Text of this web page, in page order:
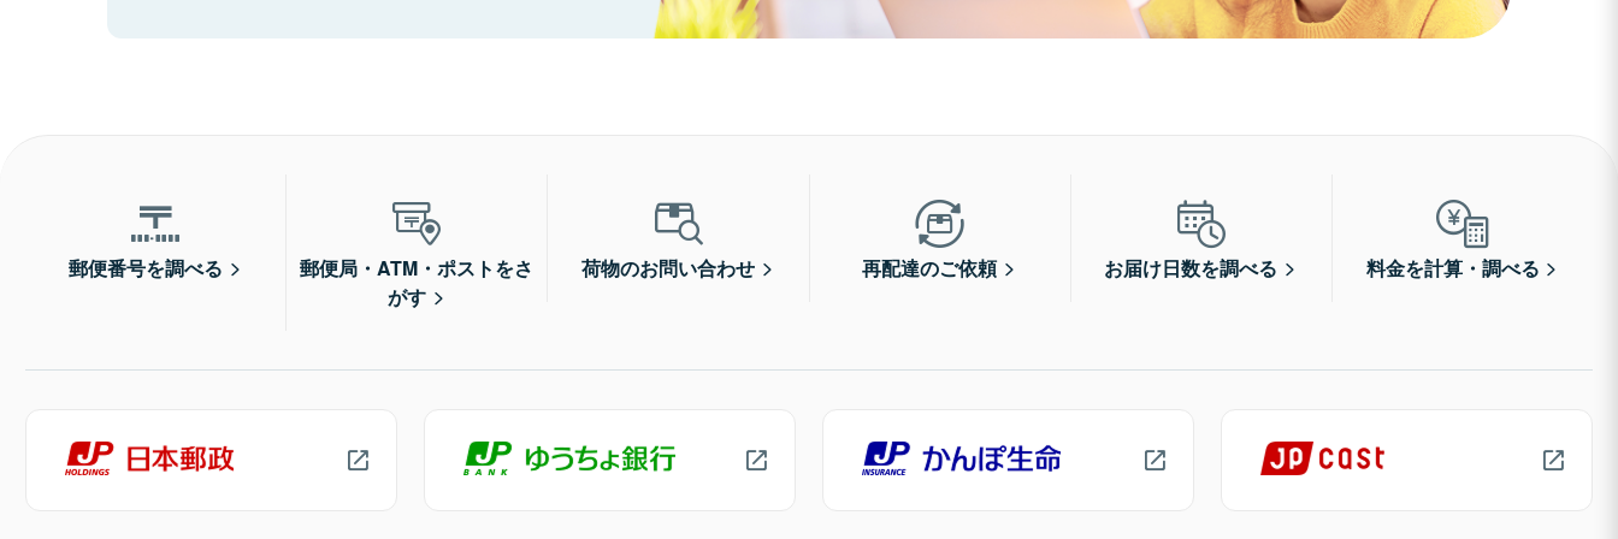
郵便番号を調べる
郵便局・ATM・ポストをさ
がす
荷物のお問い合わせ 再配達のご依頼 お届け日数を調べる 料金を計算・調べる